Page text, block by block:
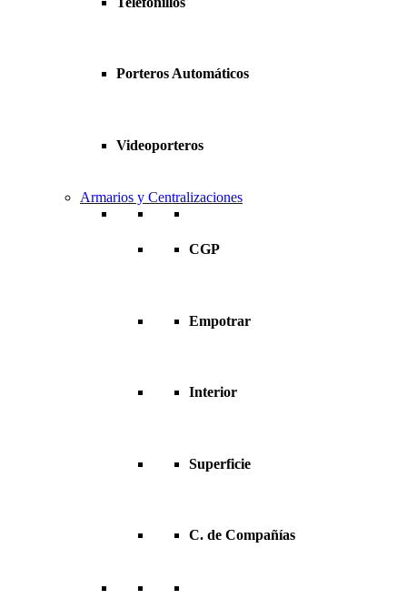
Porteros Automáticos
Videoporteros
Armarios y Centralizaciones
CGP
Empotrar
Interior
Superficie
C. de Compañías